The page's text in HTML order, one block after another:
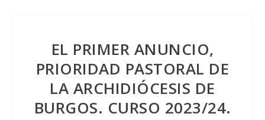
EL PRIMER ANUNCIO,
PRIORIDAD PASTORAL DE
LA ARCHIDIÓCESIS DE
BURGOS. CURSO 2023/24.